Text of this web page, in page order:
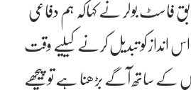
فاسٹ بولر نے کہاکہ ہم دفاعی
کو تبدیل کرنے کیلیے وقت
کے ساتھ آگے بڑھنا ہے تو پیچھے